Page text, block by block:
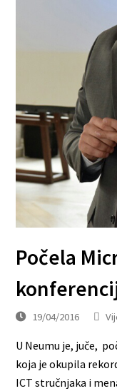
Počela
19/04/2016
U Neumu je, juče,
koja je okupila
ICT stručnjaka i